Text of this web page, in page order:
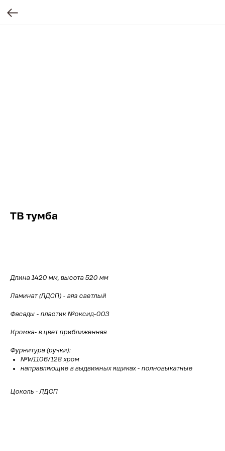
ТВ тумба
Длина 1420 мм, высота 520 мм
Ламинат (ЛДСП) - вяз светлый
Фасады - пластик №оксид-003
Кромка- в цвет приближенная
Фурнитура (ручки):
№W1106/128 хром
направляющие в выдвижных ящиках - полновыкатные
Цоколь - ЛДСП